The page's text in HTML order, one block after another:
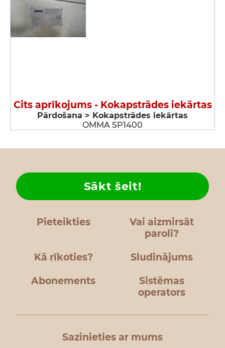
Cits aprīkojums - Kokapstrādes iekārtas
Pārdošana > Kokapstrādes iekārtas
OMMA SP1400
Pieteikties
Vai aizmirsāt
paroli?
Kā rīkoties?
Sākt šeit!
Sludinājums
Abonements
Sistēmas
operators
Sazinieties ar mums